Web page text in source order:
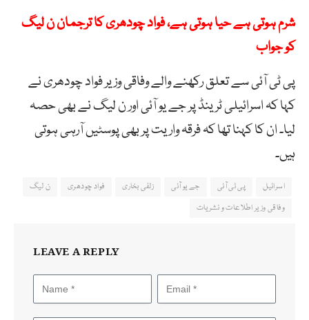
شرم ہوتی ہے حیا ہوتی ہے، فواد چودھری کا ترجمان ن لیگ
کو جواب
پی ٹی آئی سے تعلق رکھنے والے وفاقی وزیر فواد چودھری نے
کہا کہ اسرائیلی ٹرینڈ پر جے یو آئی اور ن لیگ نے بھی حصہ
لیا۔ ان کا کہنا تھا کہ فرقہ واریت پر بھی پوسٹیں آرہی ہوتی
ہیں۔
اسرائیل پی ٹی آئی جے یو آئی زلفی بخاری فواد چودھری
ن لیگ
وفاقی وزیر اطلاعات و نشریات
LEAVE A REPLY